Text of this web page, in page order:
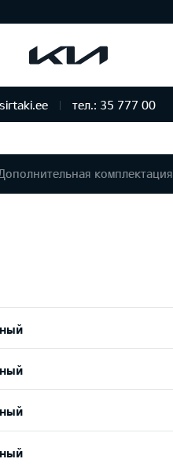
тел.: 35 777 00
комплектация